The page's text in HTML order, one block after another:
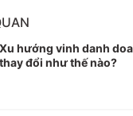
Xu hướng vinh danh
thay đổi như thế nào?